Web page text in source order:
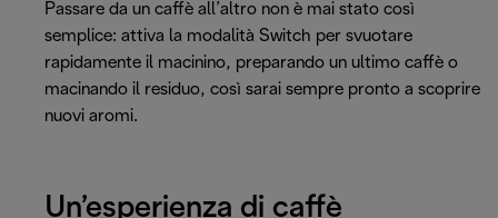
Passare da un caffè all’altro non è mai stato così
semplice: attiva la modalità Switch per svuotare
rapidamente il macinino, preparando un ultimo caffè o
macinando il residuo, così sarai sempre pronto a scoprire
nuovi aromi.
Un’esperienza di caffè